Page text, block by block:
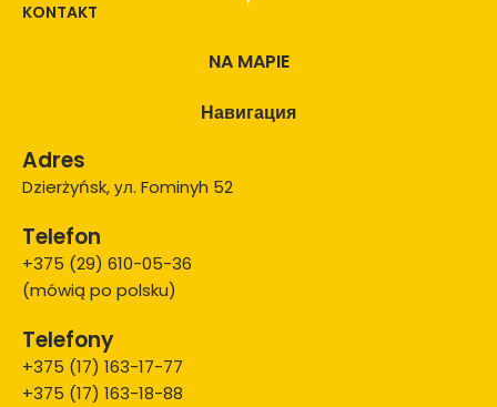
KONTAKT
NA MAPIE
Навигация
Adres
Dzierżyńsk, ул. Fominyh 52
Telefon
+375 (29) 610-05-36
(mówią po polsku)
Telefony
+375 (17) 163-17-77
+375 (17) 163-18-88